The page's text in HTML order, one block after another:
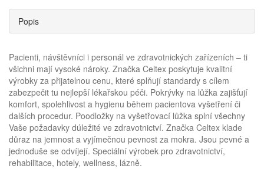
Popis
Pacienti, návštěvníci i personál ve zdravotnických zařízeních – ti
všichni mají vysoké nároky. Značka Celtex poskytuje kvalitní
výrobky za přijatelnou cenu, které splňují standardy s cílem
zabezpečit tu nejlepší lékařskou péči. Pokrývky na lůžka zajišťují
komfort, spolehlivost a hygienu během pacientova vyšetření či
dalších procedur. Poodložky na vyšetřovací lůžka splní všechny
Vaše požadavky dúležité ve zdravotnictví. Značka Celtex klade
důraz na jemnost a vyjímečnou pevnost za mokra. Jsou pevné a
jednoduše se odvíjejí. Speciální výrobek pro zdravotnictví,
rehabilitace, hotely, wellness, lázně.